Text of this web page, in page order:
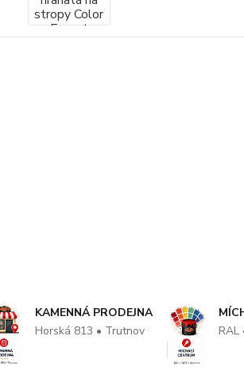
KAMENNÁ PRODEJNA
Horská 813 • Trutnov
RAL